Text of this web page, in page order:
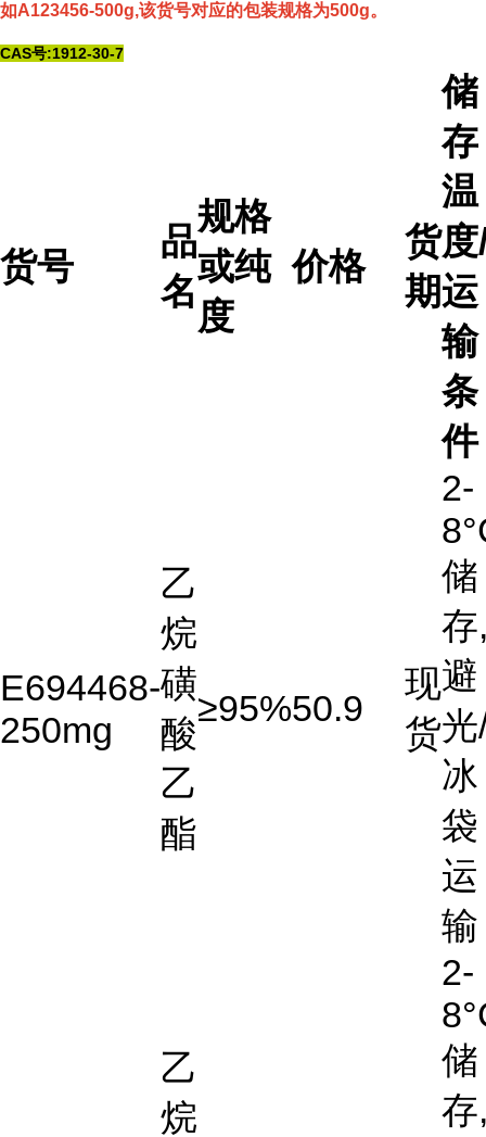
如A123456-500g,该货号对应的包装规格为500g。
CAS号:1912-30-7
货号
品
名
规格
或纯
度
价格
货
期
储
存
温
度
运
输
条
件
E694468-
250mg
乙
烷
磺
酸
乙
酯
≥95%50.9
现
货
2-
储
存
避
光
冰
袋
运
输
乙
烷
2-
储
存